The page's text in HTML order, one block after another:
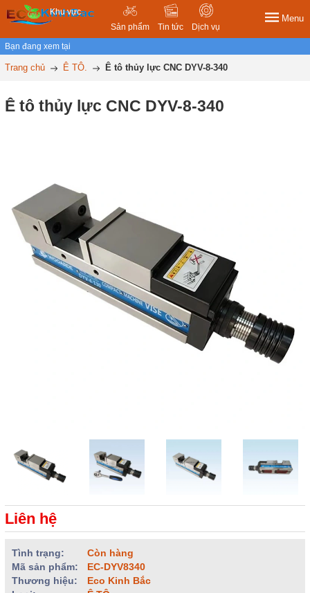
Khu vực
Sản phẩm
Tin tức Dịch vụ
Menu
Bạn đang xem tại
Trang chủ Ê TÔ. Ê tô thủy lực CNC DYV-8-340
Ê tô thủy lực CNC DYV-8-340
Liên hệ
Tình trạng:
Còn hàng
Mã sản phẩm:
EC-DYV8340
Thương hiệu:
Eco Kinh Bắc